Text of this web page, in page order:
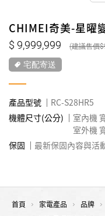
CHIMEI奇美-星曜
9,999,999
宅配寄送
產品型號
RC-S28HR5
機體尺寸(公分)
室內機
室外機
保固
最新保固內容與活
首頁 家電產品 品牌